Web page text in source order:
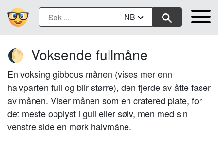
NB
🌔 Voksende fullmåne
En voksing gibbous månen (vises mer enn
halvparten full og blir større), den fjerde av åtte faser
av månen. Viser månen som en cratered plate, for
det meste opplyst i gull eller sølv, men med sin
venstre side en mørk halvmåne.